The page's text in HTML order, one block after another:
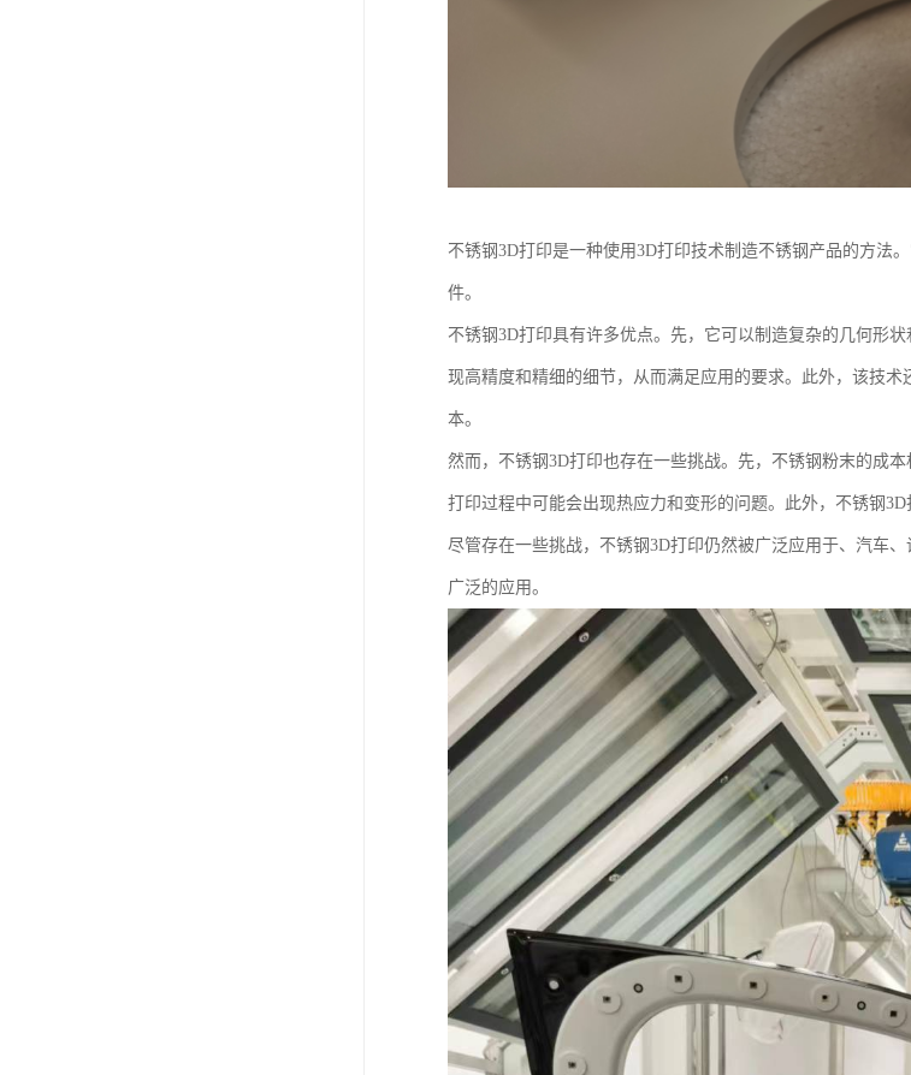
不锈钢3D打印是一种使用3D打印技术制造不锈钢产品的方法
件。
不锈钢3D打印具有许多优点。先，它可以制造复杂的几何形
现高精度和精细的细节，从而满足应用的要求。此外，该技
本。
然而，不锈钢3D打印也存在一些挑战。先，不锈钢粉末的成
打印过程中可能会出现热应力和变形的问题。此外，不锈钢
尽管存在一些挑战，不锈钢3D打印仍然被广泛应用于、汽车
广泛的应用。